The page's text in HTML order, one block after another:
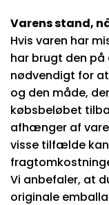
Varens stand,
Hvis varen har
har brugt den på
nødvendigt for
og den måde,
købsbeløbet
afhænger af
visse tilfælde
Vi anbefaler, at
originale